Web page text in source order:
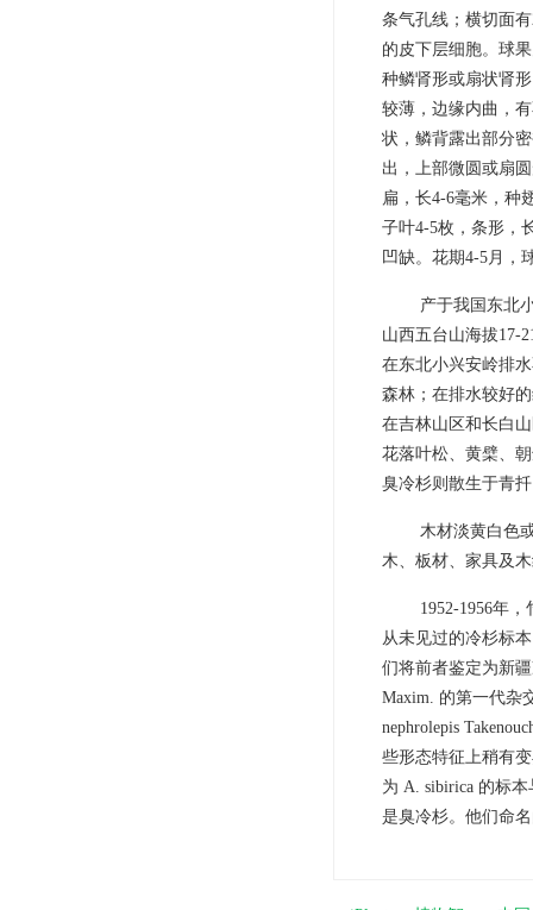
条气孔线；横切面
的皮下层细胞。球
种鳞肾形或扇状肾
较薄，边缘内曲，
状，鳞背露出部分
出，上部微圆或扇
扁，长4-6毫米，种
子叶4-5枚，条形，
凹缺。花期4-5月，
产于我国东北
山西五台山海拔17-
在东北小兴安岭排
森林；在排水较好
在吉林山区和长白
花落叶松、黄檗、
臭冷杉则散生于青
木材淡黄白色
木、板材、家具及
1952-1956年
从未见过的冷杉标
们将前者鉴定为新
Maxim. 的第一代杂
nephrolepis
些形态特征上稍有
为 A. sibirica 的标
是臭冷杉。他们命名